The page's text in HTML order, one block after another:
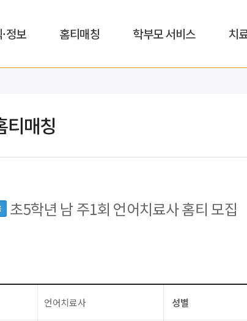
정보 홈티매칭 학부모 서비스 치
티매칭
초5학년 남 주1회 언어치료사 홈티 모집
언어치료사 성별